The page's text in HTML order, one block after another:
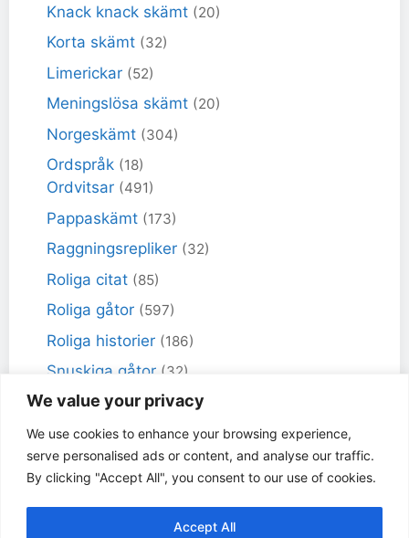
We value your privacy
We use cookies to enhance your browsing experience,
serve personalised ads or content, and analyse our traffic.
By clicking "Accept All", you consent to our use of cookies.
Accept All
Knack knack skämt (20)
Korta skämt (32)
Limerickar (52)
Meningslösa skämt (20)
Norgeskämt (304)
Ordspråk (18)
Ordvitsar (491)
Pappaskämt (173)
Raggningsrepliker (32)
Roliga citat (85)
Roliga gåtor (597)
Roliga historier (186)
Snuskiga gåtor (32)
Snuskiga skämt(98)
Sportskämt (18)
Torra skämt (461)